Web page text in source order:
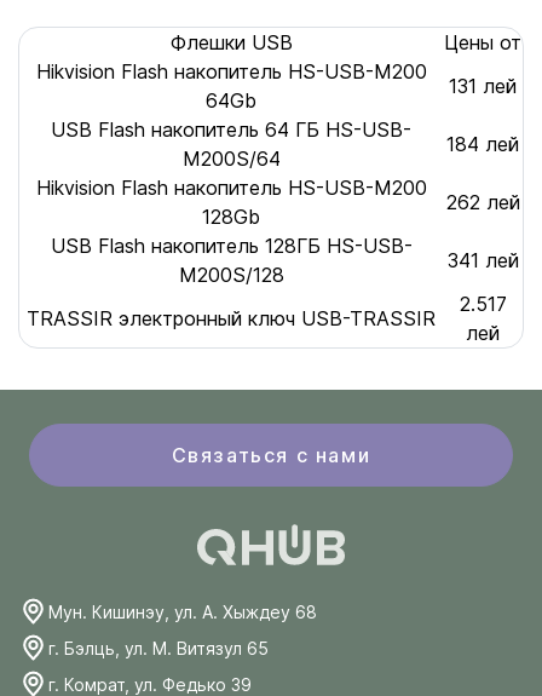
Флешки USB
Цены от
Hikvision Flash накопитель HS-USB-M200
64Gb
131 лей
USB Flash накопитель 64 ГБ HS-USB-
M200S/64
184 лей
Hikvision Flash накопитель HS-USB-M200
128Gb
262 лей
USB Flash накопитель 128ГБ HS-USB-
M200S/128
341 лей
TRASSIR электронный ключ USB-TRASSIR
2.517
лей
Связаться с нами
Мун. Кишинэу, ул. А. Хыждеу 68
г. Бэлць, ул. М. Витязул 65
г. Комрат, ул. Федько 39